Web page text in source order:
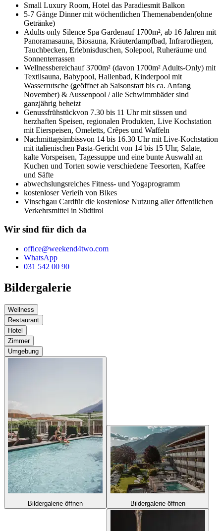
Small Luxury Room, Hotel das Paradiesmit Balkon
5-7 Gänge Dinner mit wöchentlichen Themenabenden(ohne
Getränke)
Adults only Silence Spa Gardenauf 1700m², ab 16 Jahren mit
Panoramasauna, Biosauna, Kräuterdampfbad, Infrarotliegen,
Tauchbecken, Erlebnisduschen, Solepool, Ruheräume und
Sonnenterrassen
Wellnessbereichauf 3700m² (davon 1700m² Adults-Only) mit
Textilsauna, Babypool, Hallenbad, Kinderpool mit
Wasserrutsche (geöffnet ab Saisonstart bis ca. Anfang
November) & Aussenpool / alle Schwimmbäder sind
ganzjährig beheizt
Genussfrühstückvon 7.30 bis 11 Uhr mit süssen und
herzhaften Speisen, regionalen Produkten, Live Kochstation
mit Eierspeisen, Omeletts, Crêpes und Waffeln
Nachmittagsimbissvon 14 bis 16.30 Uhr mit Live-Kochstation
mit italienischen Pasta-Gericht von 14 bis 15 Uhr, Salate,
kalte Vorspeisen, Tagessuppe und eine bunte Auswahl an
Kuchen und Torten sowie verschiedene Teesorten, Kaffee
und Säfte
abwechslungsreiches Fitness- und Yogaprogramm
kostenloser Verleih von Bikes
Vinschgau Cardfür die kostenlose Nutzung aller öffentlichen
Verkehrsmittel in Südtirol
Wir sind für dich da
office@weekend4two.com
WhatsApp
031 542 00 90
Bildergalerie
Wellness
Restaurant
Hotel
Zimmer
Umgebung
Bildergalerie öffnen Bildergalerie öffnen